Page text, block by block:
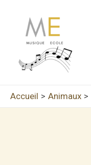
contenu
Accueil Animaux